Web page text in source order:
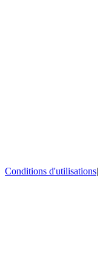
Conditions d'utilisations|